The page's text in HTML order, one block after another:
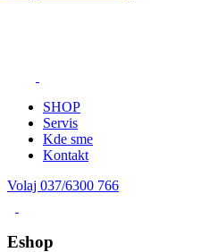
SHOP
Servis
Kde sme
Kontakt
Volaj 037/6300 766
Eshop